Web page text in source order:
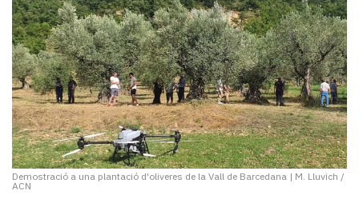
Demostració a una plantació d'oliveres de la Vall de Barcedana | M. Lluvich /
ACN